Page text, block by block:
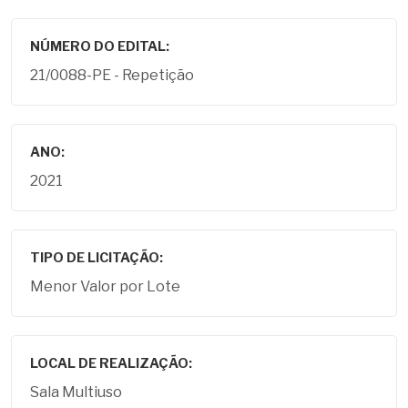
NÚMERO DO EDITAL:
21/0088-PE - Repetição
ANO:
2021
TIPO DE LICITAÇÃO:
Menor Valor por Lote
LOCAL DE REALIZAÇÃO:
Sala Multiuso